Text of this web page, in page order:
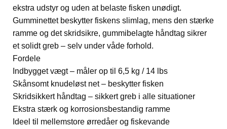
ekstra udstyr og uden at belaste fisken unødigt.
Gumminettet beskytter fiskens slimlag, mens den stærke
ramme og det skridsikre, gummibelagte håndtag sikrer
et solidt greb – selv under våde forhold.
Fordele
Indbygget vægt – måler op til 6,5 kg / 14 lbs
Skånsomt knudeløst net – beskytter fisken
Skridsikkert håndtag – sikkert greb i alle situationer
Ekstra stærk og korrosionsbestandig ramme
Ideel til mellemstore ørredåer og fiskevande